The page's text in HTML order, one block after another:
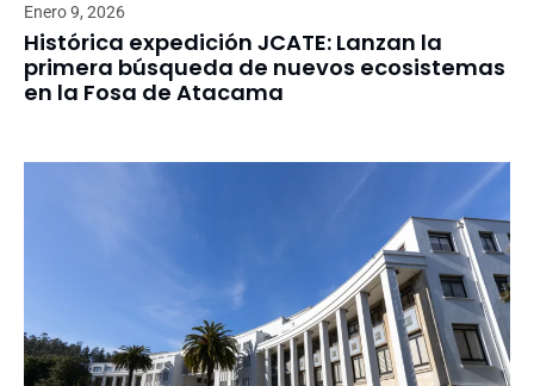
Enero 9, 2026
Histórica expedición JCATE: Lanzan la
primera búsqueda de nuevos ecosistemas
en la Fosa de Atacama